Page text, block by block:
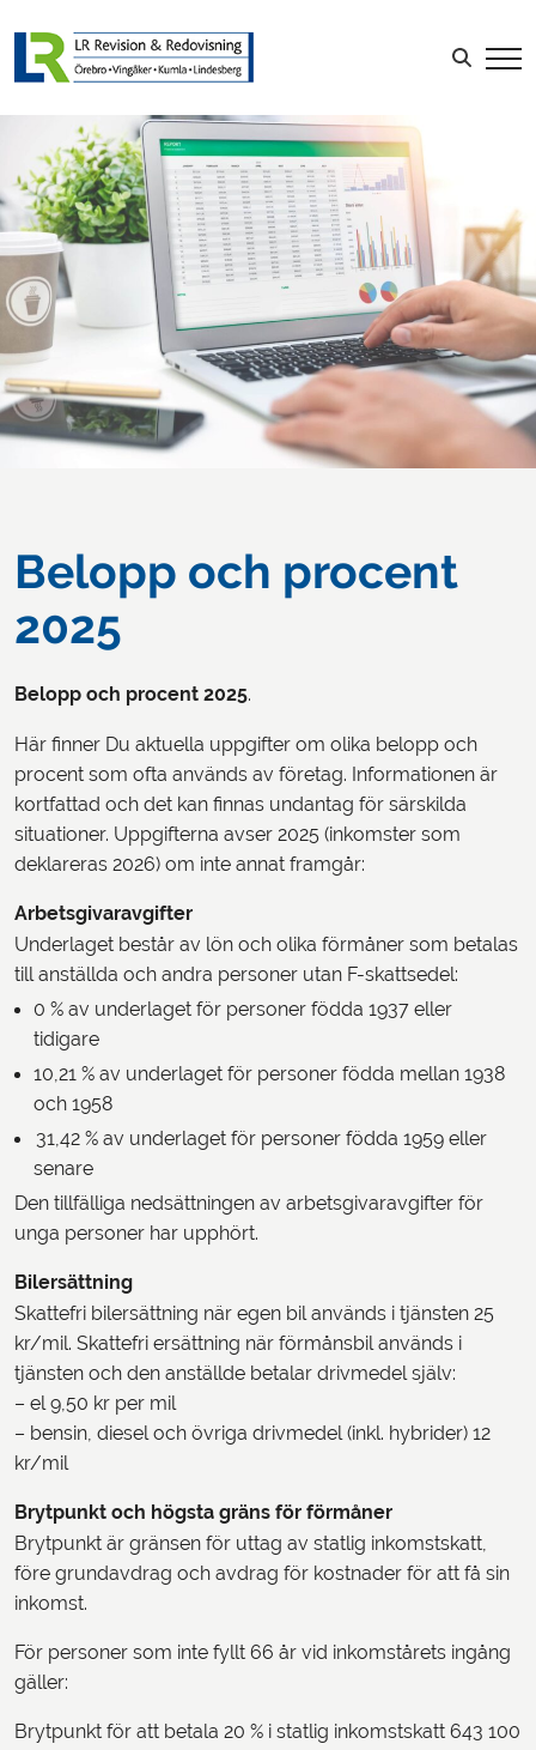
LOGGA IN Sök efter:
Belopp och procent
2025
Belopp och procent 2025.
Här finner Du aktuella uppgifter om olika belopp och
procent som ofta används av företag. Informationen är
kortfattad och det kan finnas undantag för särskilda
situationer. Uppgifterna avser 2025 (inkomster som
deklareras 2026) om inte annat framgår:
Arbetsgivaravgifter
Underlaget består av lön och olika förmåner som betalas
till anställda och andra personer utan F-skattsedel:
0 % av underlaget för personer födda 1937 eller
tidigare
10,21 % av underlaget för personer födda mellan 1938
och 1958
31,42 % av underlaget för personer födda 1959 eller
senare
Den tillfälliga nedsättningen av arbetsgivaravgifter för
unga personer har upphört.
Bilersättning
Skattefri bilersättning när egen bil används i tjänsten 25
kr/mil. Skattefri ersättning när förmånsbil används i
tjänsten och den anställde betalar drivmedel själv:
– el 9,50 kr per mil
– bensin, diesel och övriga drivmedel (inkl. hybrider) 12
kr/mil
Brytpunkt och högsta gräns för förmåner
Brytpunkt är gränsen för uttag av statlig inkomstskatt,
före grundavdrag och avdrag för kostnader för att få sin
inkomst.
För personer som inte fyllt 66 år vid inkomstårets ingång
gäller:
Brytpunkt för att betala 20 % i statlig inkomstskatt 643 100